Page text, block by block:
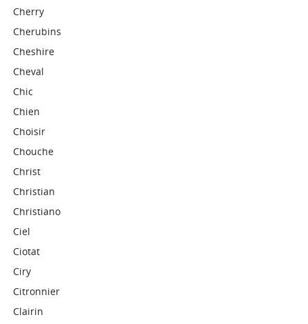
Cherry
Cherubins
Cheshire
Cheval
Chic
Chien
Choisir
Chouche
Christ
Christian
Christiano
Ciel
Ciotat
Ciry
Citronnier
Clairin